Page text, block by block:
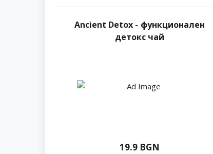
Ancient Detox - функционален
детокс чай
19.9 BGN